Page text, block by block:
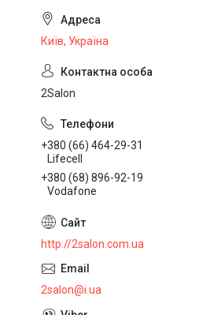
Київ, Україна
2Salon
+380 (66) 464-29-31
Lifecell
+380 (68) 896-92-19
Vodafone
http://2salon.com.ua
2salon@i.ua